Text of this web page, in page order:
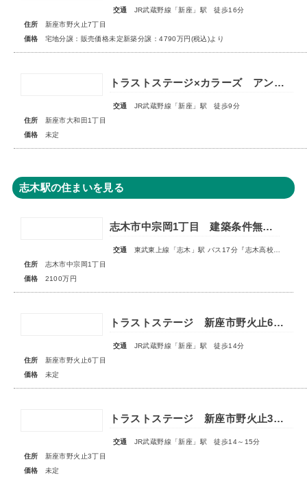
交通
JR武蔵野線「新座」駅 徒歩16分
住所
新座市野火止7丁目
価格
宅地分譲：販売価格未定新築分譲：4790万円(税込)より
トラストステージ×カラーズ アンドプラス新座市大和田1丁目21期 全3棟 ◆販売予告◆
交通
JR武蔵野線「新座」駅 徒歩9分
住所
新座市大和田1丁目
価格
未定
志木駅の住まいを見る
志木市中宗岡1丁目 建築条件無売地 全1区画
交通
東武東上線「志木」駅 バス17分『志木高校入口』停 徒歩5分
住所
志木市中宗岡1丁目
価格
2100万円
トラストステージ 新座市野火止6丁目41期 全19棟■販売予告■◆第4期 最終分譲 スマイルハウスプロジェクト特別仕様 全3棟◆
交通
JR武蔵野線「新座」駅 徒歩14分
住所
新座市野火止6丁目
価格
未定
トラストステージ 新座市野火止3丁目55期 全15区画■第一期分譲 販売予告■
交通
JR武蔵野線「新座」駅 徒歩14～15分
住所
新座市野火止3丁目
価格
未定